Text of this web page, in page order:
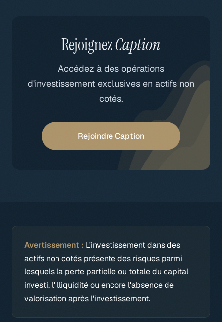
RejoignezCaption
Accédez à des opérations
d'investissement exclusives en actifs non
cotés.
Rejoindre Caption
Avertissement : L'investissement dans des
actifs non cotés présente des risques parmi
lesquels la perte partielle ou totale du capital
investi, l'illiquidité ou encore l'absence de
valorisation après l'investissement.